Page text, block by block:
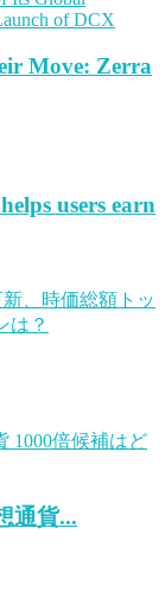
Move: Zerra
users earn
通貨...